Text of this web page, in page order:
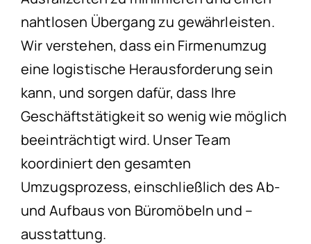
nahtlosen Übergang zu gewährleisten.
Wir verstehen, dass ein Firmenumzug
eine logistische Herausforderung sein
kann, und sorgen dafür, dass Ihre
Geschäftstätigkeit so wenig wie möglich
beeinträchtigt wird. Unser Team
koordiniert den gesamten
Umzugsprozess, einschließlich des Ab-
und Aufbaus von Büromöbeln und –
ausstattung.